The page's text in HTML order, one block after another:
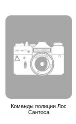
Команды полиции Лос
Сантоса